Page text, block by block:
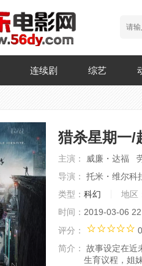
连续剧 综艺
猎杀星期一/
主演：
威廉・达福
导演：
托米・维尔科
类型： 科幻 地区
时间： 2019-03-06
评分：
简介：
故事设定在近
生育议程，姐